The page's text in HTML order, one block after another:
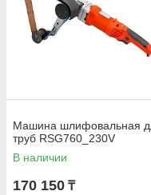
Машина шлифовальная
труб RSG760_230V
В наличии
170 150 ₸